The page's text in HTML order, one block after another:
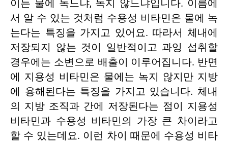
이는 물에 녹느냐, 녹지 않느냐입니다. 이름에
서 알 수 있는 것처럼 수용성 비타민은 물에 녹
는다는 특징을 가지고 있어요. 따라서 체내에
저장되지 않는 것이 일반적이고 과잉 섭취할
경우에는 소변으로 배출이 이루어집니다. 반면
에 지용성 비타민은 물에는 녹지 않지만 지방
에 용해된다는 특징을 가지고 있습니다. 체내
의 지방 조직과 간에 저장된다는 점이 지용성
비타민과 수용성 비타민의 가장 큰 차이라고
할 수 있는데요. 이런 차이 때문에 수용성 비타